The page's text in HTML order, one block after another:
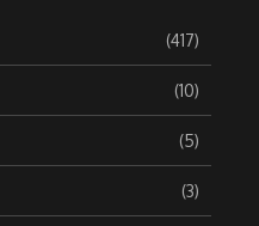
(417)
(10)
(5)
(3)